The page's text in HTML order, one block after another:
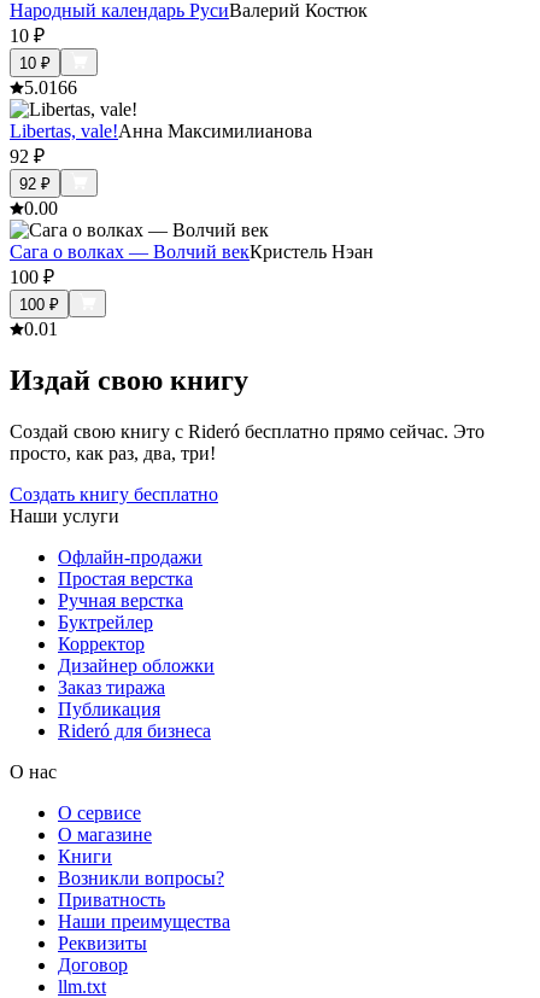
Народный календарь РусиВалерий Костюк
10 ₽
10 ₽
5.0166
Libertas, vale!Анна Максимилианова
92 ₽
92 ₽
0.00
Сага о волках — Волчий векКристель Нэан
100 ₽
100 ₽
0.01
Издай свою книгу
Создай свою книгу с Rideró бесплатно прямо сейчас. Это
просто, как раз, два, три!
Создать книгу бесплатно
Наши услуги
Офлайн-продажи
Простая верстка
Ручная верстка
Буктрейлер
Корректор
Дизайнер обложки
Заказ тиража
Публикация
Rideró для бизнеса
О нас
О сервисе
О магазине
Книги
Возникли вопросы?
Приватность
Наши преимущества
Реквизиты
Договор
llm.txt